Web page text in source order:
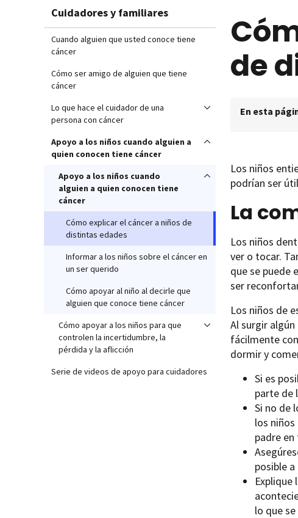
Cuidadores y familiares
Cuando alguien que usted conoce tiene
cáncer
Cómo ser amigo de alguien que tiene
cáncer
Lo que hace el cuidador de una
persona con cáncer
Apoyo a los niños cuando alguien a
quien conocen tiene cáncer
Apoyo a los niños cuando
alguien a quien conocen tiene
cáncer
Cómo explicar el cáncer a niños de
distintas edades
Informar a los niños sobre el cáncer en
un ser querido
Cómo apoyar al niño al decirle que
alguien que conoce tiene cáncer
Cómo apoyar a los niños para que
controlen la incertidumbre, la
pérdida y la aflicción
Serie de videos de apoyo para cuidadores
de
En esta
Los niños
podrían ser
La
Los niños
ver o tocar.
que se puede
ser
Los niños de
Al surgir
fácilmente
dormir y
Si es
parte de
Si no de
los
padre
posible
Explique
lo que